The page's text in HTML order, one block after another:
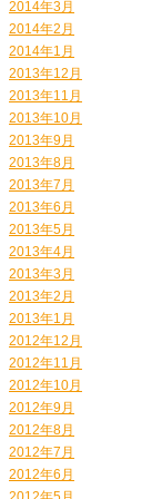
2014年3月
2014年2月
2014年1月
2013年12月
2013年11月
2013年10月
2013年9月
2013年8月
2013年7月
2013年6月
2013年5月
2013年4月
2013年3月
2013年2月
2013年1月
2012年12月
2012年11月
2012年10月
2012年9月
2012年8月
2012年7月
2012年6月